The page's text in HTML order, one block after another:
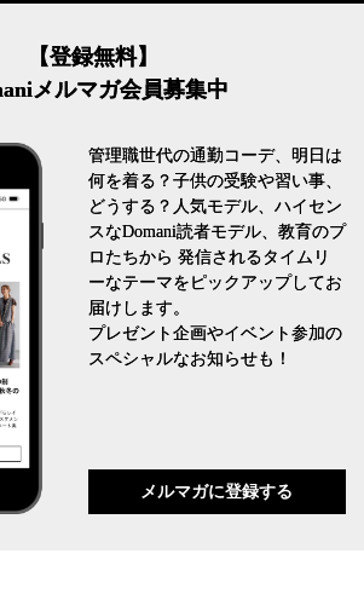
さん「女の時間
【登録無料】
メルマガ会員募集中
管理職世代の通勤コーデ、明日は
何を着る？子供の受験や習い事、
どうする？人気モデル、ハイセン
スなDomani読者モデル、教育のプ
ロたちから 発信されるタイムリ
ーなテーマをピックアップしてお
届けします。
プレゼント企画やイベント参加の
スペシャルなお知らせも！
メルマガに登録する